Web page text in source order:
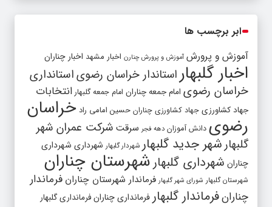
ابر برچسب ها
آموزش و پرورش آموزش و پرورش چنارن اخبار مشهد اخبار چناران
اخبار گلبهار استاندار خراسان رضویاستانداری
خراسان رضوی امام جمعه چناران امام جمعه گلبهار انتخابات
جهاد کشاورزی جهاد کشاورزی چناران حسین امامی راد خراسان
رضوی دانش آموزان دهه فجر سرقت شرکت عمران شهر
گلبهارشهر جدید گلبهار شهردار گلبهار شهرداری شهرداری
چناران شهرداری گلبهار شهرستان چناران
شهرستان گلبهار شورای شهر گلبهار فرماندار شهرستان چناران فرماندار
چنارانفرماندار گلبهار فرمانداری چنارانفرمانداری گلبهار